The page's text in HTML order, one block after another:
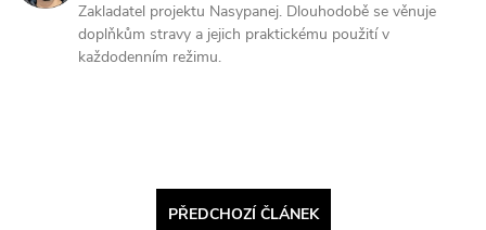
Zakladatel projektu Nasypanej. Dlouhodobě se věnuje
doplňkům stravy a jejich praktickému použití v
každodenním režimu.
PŘEDCHOZÍ ČLÁNEK